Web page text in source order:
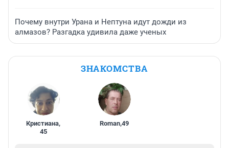
Почему внутри Урана и Нептуна идут дожди из
алмазов? Разгадка удивила даже ученых
ЗНАКОМСТВА
Кристиана,
45
Roman,49